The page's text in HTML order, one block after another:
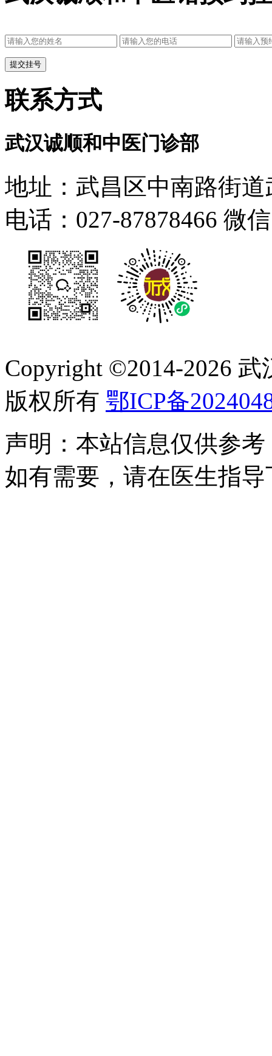
联系方式
武汉诚顺和中医门诊部
地址：武昌区中南路街
电话：027-87878466 微
Copyright ©2014-2026
版权所有 鄂ICP备
声明：本站信息仅供参
如有需要，请在医生指